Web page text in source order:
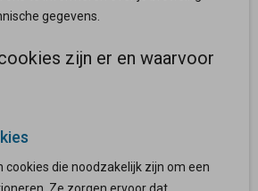
gegevens.
zijn er en waarvoor
cookies die noodzakelijk zijn om een